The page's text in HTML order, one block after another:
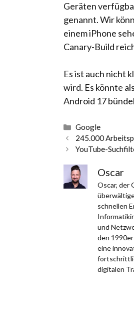
Geräten
genannt. Wir
einem iPhone
Canary-Build
Es ist auch nicht
wird. Es könnte
Android 17
Kategorien
Google
245.000
YouTube-
Oscar
Oscar, der
schnellen
und
den
eine
digitalen